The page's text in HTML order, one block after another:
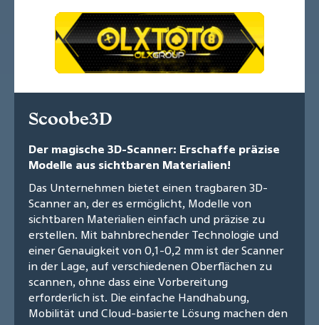
Scoobe3D
Der magische 3D-Scanner: Erschaffe präzise
Modelle aus sichtbaren Materialien!
Das Unternehmen bietet einen tragbaren 3D-
Scanner an, der es ermöglicht, Modelle von
sichtbaren Materialien einfach und präzise zu
erstellen. Mit bahnbrechender Technologie und
einer Genauigkeit von 0,1-0,2 mm ist der Scanner
in der Lage, auf verschiedenen Oberflächen zu
scannen, ohne dass eine Vorbereitung
erforderlich ist. Die einfache Handhabung,
Mobilität und Cloud-basierte Lösung machen den